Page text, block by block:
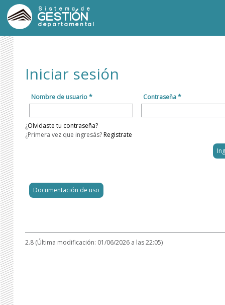
Sistema de
GESTIÓN
departamental
Iniciar sesión
Nombre de usuario * Contraseña *
¿Olvidaste tu contraseña?
¿Primera vez que ingresás?Registrate
Documentación de uso
2.8 (Última modificación: 01/06/2026 a las 22:05)